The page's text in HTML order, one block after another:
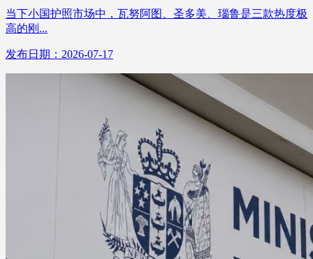
当下小国护照市场中，瓦努阿图、圣多美、瑙鲁是三款热度极
高的刚...
发布日期：2026-07-17